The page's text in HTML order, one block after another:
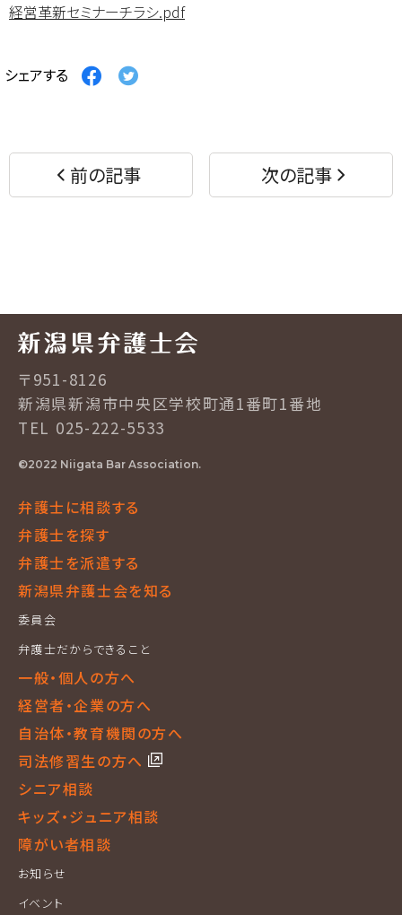
経営革新セミナーチラシ.pdf
シェアする Facebook
す
る
Twitter
す
る
前の記事 次の記事
〒951-8126
新潟県新潟市中央区学校町通1番町1番地
TEL 025-222-5533
©2022 Niigata Bar Association.
弁護士に相談する
弁護士を探す
弁護士を派遣する
新潟県弁護士会を知る
委員会
弁護士だからできること
一般・個人の方へ
経営者・企業の方へ
自治体・教育機関の方へ
司法修習生の方へ
シニア相談
キッズ・ジュニア相談
障がい者相談
お知らせ
イベント